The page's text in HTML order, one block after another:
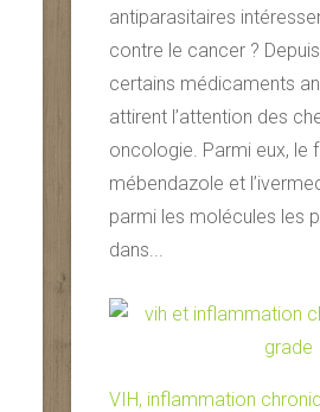
antiparasitaires
contre le cancer ?
certains médicaments
attirent l’attention des
oncologie. Parmi eux, le
mébendazole et
parmi les molécules les
dans...
VIH, inflammation